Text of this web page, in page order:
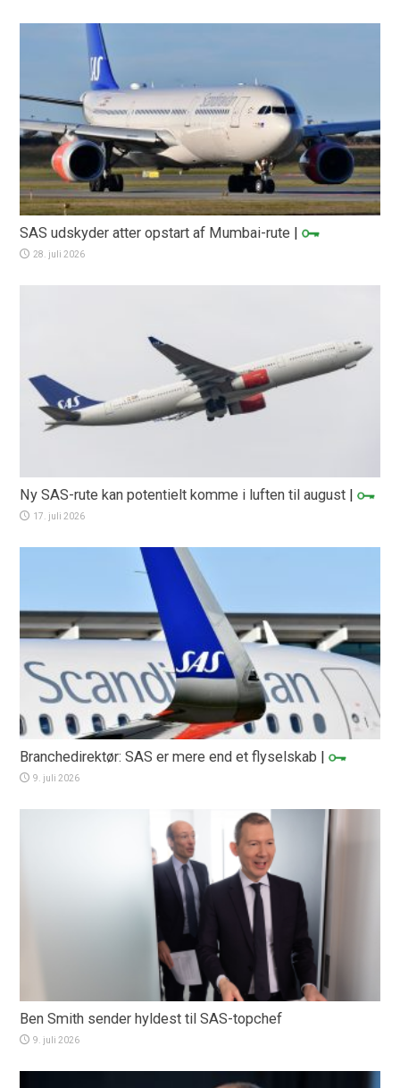
SAS udskyder atter opstart af Mumbai-rute |
28. juli 2026
Ny SAS-rute kan potentielt komme i luften til august |
17. juli 2026
Branchedirektør: SAS er mere end et flyselskab |
9. juli 2026
Ben Smith sender hyldest til SAS-topchef
9. juli 2026